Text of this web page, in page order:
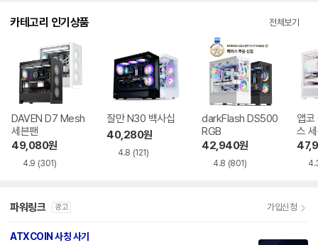
카테고리 인기상품 전체보기
DAVEN D7 Mesh
세븐팬
49,080원
4.9 (301)
잘만 N30 백사십
40,280원
4.8 (121)
darkFlash DS500
RGB
42,940원
4.8 (801)
앱코
스
파워링크 광고 가입신청
ATXCOIN 사칭 사기